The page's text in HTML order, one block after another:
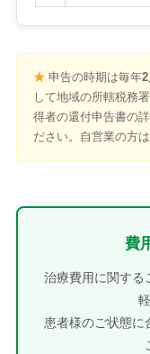
★申告の時期は毎年
して地域の所轄税務
得者の還付申告書の
ださい。自営業の方
費
治療費用に関する
患者様のご状態に